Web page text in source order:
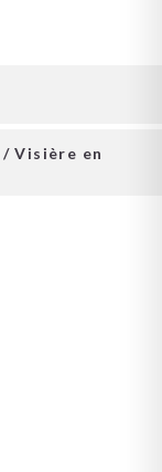
/ Visière en